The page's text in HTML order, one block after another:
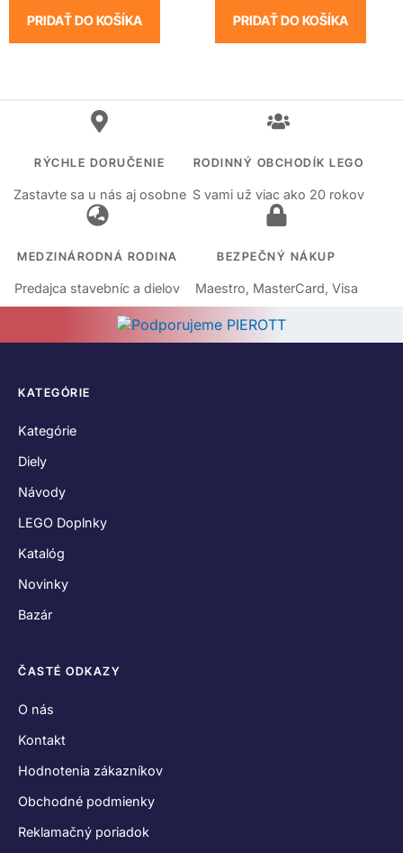
PRIDAŤ DO KOŠÍKA PRIDAŤ DO KOŠÍKA
RÝCHLE DORUČENIE
Zastavte sa u nás aj osobne
RODINNÝ OBCHODÍK LEGO
S vami už viac ako 20 rokov
MEDZINÁRODNÁ RODINA
Predajca stavebníc a dielov
BEZPEČNÝ NÁKUP
Maestro, MasterCard, Visa
KATEGÓRIE
Kategórie
Diely
Návody
LEGO Doplnky
Katalóg
Novinky
Bazár
ČASTÉ ODKAZY
O nás
Kontakt
Hodnotenia zákazníkov
Obchodné podmienky
Reklamačný poriadok